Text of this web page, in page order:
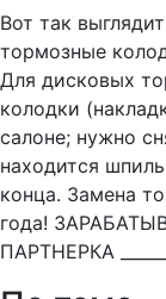
Вот так
тормозные
Для дисковых
колодки
салоне; нужно
находится
конца. Замена
года!
ПАРТНЕРКА